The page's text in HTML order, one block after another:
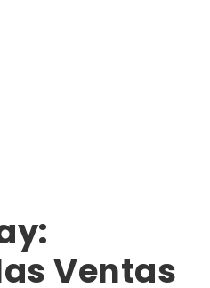
Ventas